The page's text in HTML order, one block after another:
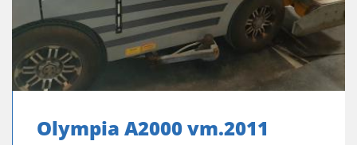
Olympia A2000 vm.2011